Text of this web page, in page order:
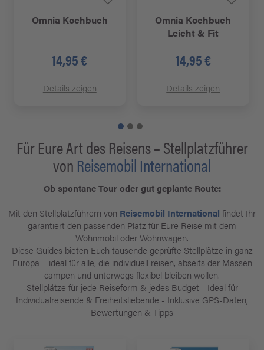
Omnia Kochbuch
14,95 €
Details zeigen
Omnia Kochbuch
Leicht & Fit
14,95 €
Details zeigen
Für Eure Art des Reisens – Stellplatzführer
von Reisemobil International
Ob spontane Tour oder gut geplante Route:
Mit den Stellplatzführern von Reisemobil International findet Ihr
garantiert den passenden Platz für Eure Reise mit dem
Wohnmobil oder Wohnwagen.
Diese Guides bieten Euch tausende geprüfte Stellplätze in ganz
Europa – ideal für alle, die individuell reisen, abseits der Massen
campen und unterwegs flexibel bleiben wollen.
Stellplätze für jede Reiseform & jedes Budget - Ideal für
Individualreisende & Freiheitsliebende - Inklusive GPS-Daten,
Bewertungen & Tipps